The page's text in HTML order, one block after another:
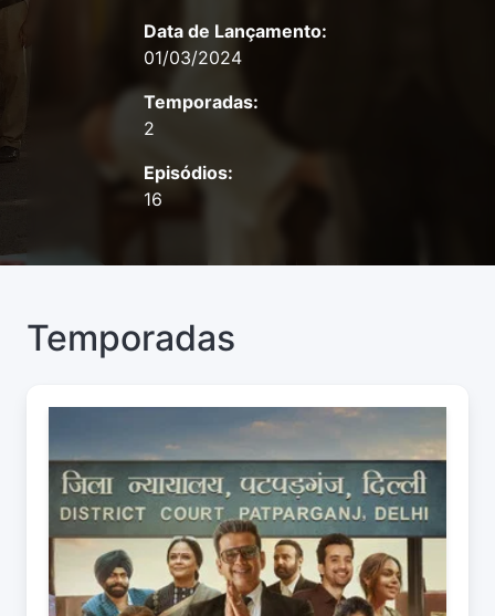
Data de Lançamento:
01/03/2024
Temporadas:
2
Episódios:
16
Temporadas